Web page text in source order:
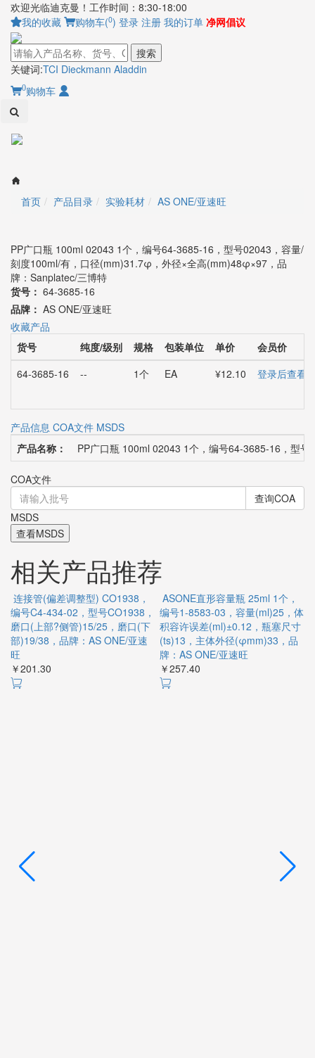
欢迎光临迪克曼！工作时间：8:30-18:00
我的收藏
购物车(0) 登录 注册 我的订单 净网倡议
搜索
关键词:TCI Dieckmann Aladdin
0购物车
首页 产品目录 实验耗材 AS ONE/亚速旺
PP广口瓶 100ml 02043 1个，编号64-3685-16，型号02043，容量/
刻度100ml/有，口径(mm)31.7φ，外径×全高(mm)48φ×97，品
牌：Sanplatec/三博特
货号： 64-3685-16
品牌： AS ONE/亚速旺
收藏产品
货号
纯度/级别 规格 包装单位 单价
会员价
64-3685-16
-- 1个 EA ¥12.10 登录后查看
产品信息 COA文件 MSDS
产品名称：
PP广口瓶 100ml 02043 1个，编号64-3685-16，型
COA文件
查询COA
MSDS
查看MSDS
相关产品推荐
连接管(偏差调整型) CO1938，
编号C4-434-02，型号CO1938，
磨口(上部?侧管)15/25，磨口(下
部)19/38，品牌：AS ONE/亚速
旺
￥201.30
ASONE直形容量瓶 25ml 1个，
编号1-8583-03，容量(ml)25，体
积容许误差(ml)±0.12，瓶塞尺寸
(ts)13，主体外径(φmm)33，品
牌：AS ONE/亚速旺
￥257.40